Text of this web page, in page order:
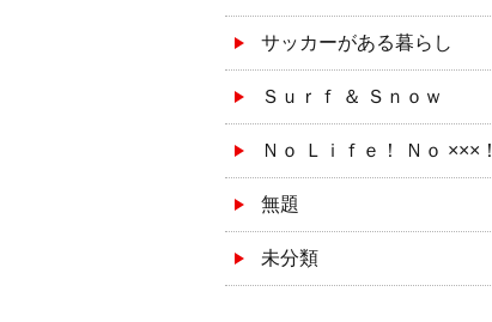
サッカーがある暮らし
Ｓｕｒｆ ＆ Ｓｎｏｗ
Ｎｏ Ｌｉｆｅ！ Ｎｏ ×××！
無題
未分類